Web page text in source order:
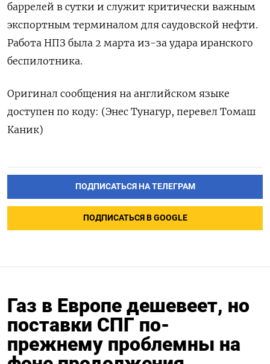
баррелей ​в ‌сутки и служит ​критически важным
экспортным терминалом для саудовской нефти.
Работа НПЗ была 2 марта ​из-за удара ⁠иранского
беспилотника.
Оригинал сообщения на ‌английском языке
‌доступен по коду: (Энес ​Тунагур, перевел ‌Томаш
Каник)
ПОДПИСАТЬСЯ НА ТЕЛЕГРАМ
ПОДПИСАТЬСЯ В GOOGLE
Газ в Европе дешевеет, но
поставки СПГ по-
прежнему проблемны на